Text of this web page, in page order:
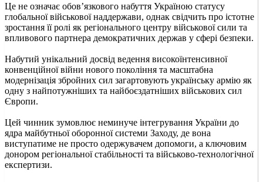
Це не означає обов’язкового набуття Україною статусу
глобальної військової наддержави, однак свідчить про істотне
зростання її ролі як регіонального центру військової сили та
впливового партнера демократичних держав у сфері безпеки.
Набутий унікальний досвід ведення високоїнтенсивної
конвенційної війни нового покоління та масштабна
модернізація збройних сил загартовують українську армію як
одну з найпотужніших та найбоєздатніших військових сил
Європи.
Цей чинник зумовлює неминуче інтегрування України до
ядра майбутньої оборонної системи Заходу, де вона
виступатиме не просто одержувачем допомоги, а ключовим
донором регіональної стабільності та військово-технологічної
експертизи.